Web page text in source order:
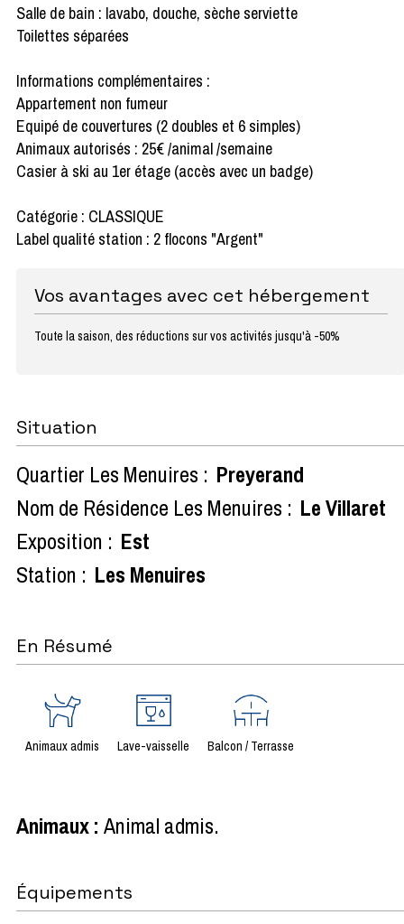
Salle de bain : lavabo, douche, sèche serviette
Toilettes séparées
Informations complémentaires :
Appartement non fumeur
Equipé de couvertures (2 doubles et 6 simples)
Animaux autorisés : 25€ /animal /semaine
Casier à ski au 1er étage (accès avec un badge)
Catégorie : CLASSIQUE
Label qualité station : 2 flocons "Argent"
Vos avantages avec cet hébergement
Toute la saison, des réductions sur vos activités jusqu'à -50%
Situation
Quartier Les Menuires : Preyerand
Nom de Résidence Les Menuires : Le Villaret
Exposition : Est
Station : Les Menuires
En Résumé
Animaux admis Lave-vaisselle Balcon / Terrasse
Animaux: Animal admis
Équipements